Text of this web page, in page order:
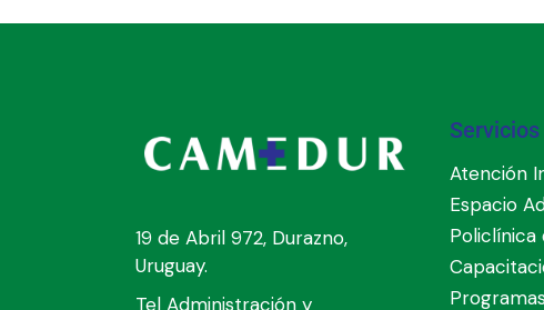
19 de Abril 972, Durazno,
Uruguay.
Tel Administración y
Servicios
Atención
Espacio
Policlínica